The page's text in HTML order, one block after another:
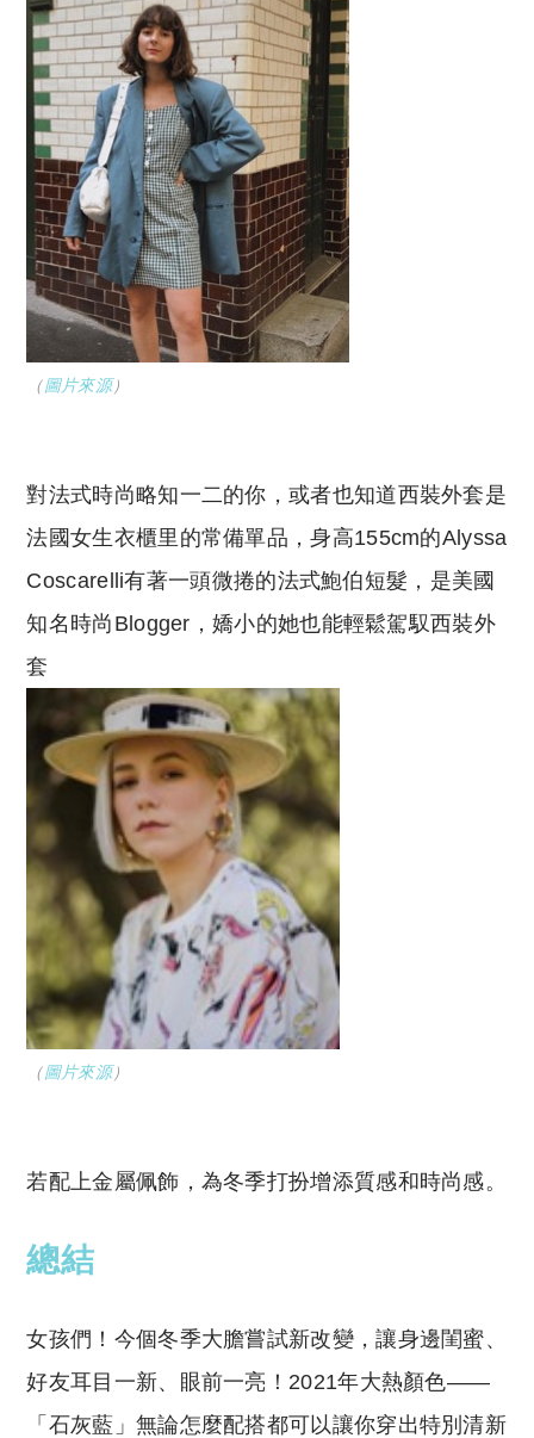
（圖片來源）
對法式時尚略知一二的你，或者也知道西裝外套是
法國女生衣櫃里的常備單品，身高155cm的Alyssa
Coscarelli有著一頭微捲的法式鮑伯短髮，是美國
知名時尚Blogger，嬌小的她也能輕鬆駕馭西裝外
套
（圖片來源）
若配上金屬佩飾，為冬季打扮增添質感和時尚感。
總結
女孩們！今個冬季大膽嘗試新改變，讓身邊閨蜜、
好友耳目一新、眼前一亮！2021年大熱顏色——
「石灰藍」無論怎麼配搭都可以讓你穿出特別清新